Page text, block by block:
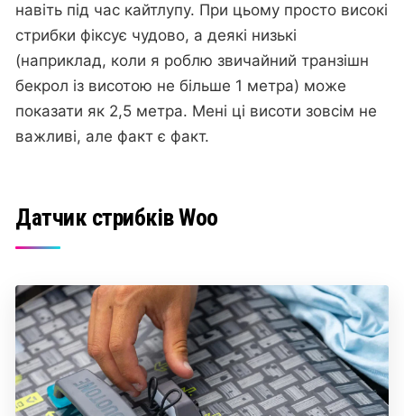
навіть під час кайтлупу. При цьому просто високі
стрибки фіксує чудово, а деякі низькі
(наприклад, коли я роблю звичайний транзішн
бекрол із висотою не більше 1 метра) може
показати як 2,5 метра. Мені ці висоти зовсім не
важливі, але факт є факт.
Датчик стрибків Woo